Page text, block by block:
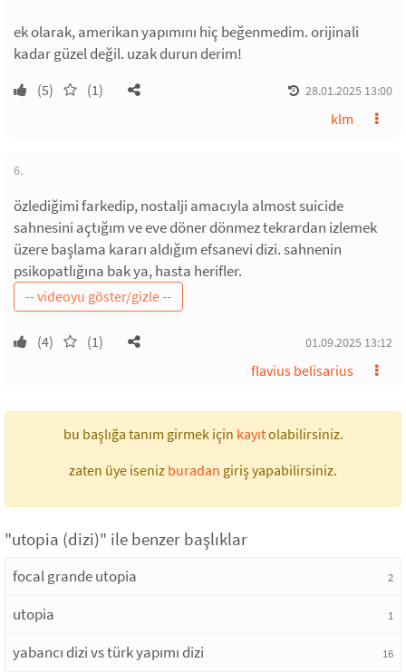
ek olarak, amerikan yapımını hiç beğenmedim. orijinali
kadar güzel değil. uzak durun derim!
(5) (1) 28.01.2025 13:00
klm
6.
özlediğimi farkedip, nostalji amacıyla almost suicide
sahnesini açtığım ve eve döner dönmez tekrardan izlemek
üzere başlama kararı aldığım efsanevi dizi. sahnenin
psikopatlığına bak ya, hasta herifler.
(4) (1) 01.09.2025 13:12
flavius belisarius
bu başlığa tanım girmek için kayıtolabilirsiniz.
zaten üye iseniz buradan giriş yapabilirsiniz.
"utopia (dizi)" ile benzer başlıklar
focal grande utopia 2
utopia 1
yabancı dizi vs türk yapımı dizi 16